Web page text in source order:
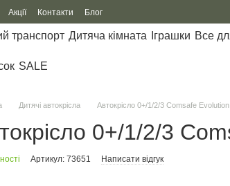
Акції Контакти Блог
транспорт Дитяча кімната Іграшки Все
SALE
Дитячі автокрісла Автокрісло 0+/1/2/3 Comsafe
0+/1/2/3
Артикул: 73651 Написати відгук